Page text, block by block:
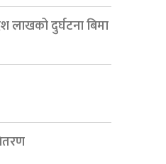
दुर्घटना बिमा